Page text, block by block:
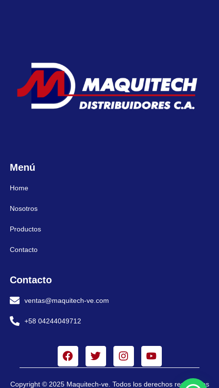
Menú
Home
Nosotros
Productos
Contacto
Contacto
ventas@maquitech-ve.com
+58 04244049712
Copyright © 2025 Maquitech-ve. Todos los derechos reservados